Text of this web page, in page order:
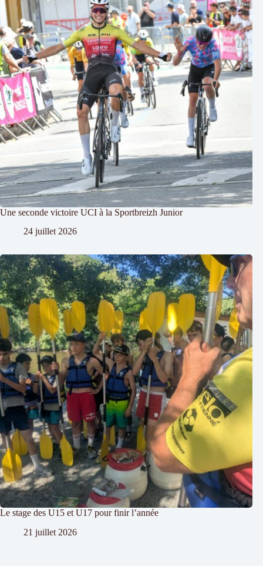
Une seconde victoire UCI à la Sportbreizh Junior
24 juillet 2026
Le stage des U15 et U17 pour finir l’année
21 juillet 2026